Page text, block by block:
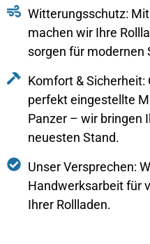
Witterungsschutz:
machen wir Ihre
sorgen für modernen
Komfort & Sicherheit:
perfekt eingestellte
Panzer – wir bringen
neuesten Stand.
Unser Versprechen:
Handwerksarbeit für
Ihrer Rollladen.